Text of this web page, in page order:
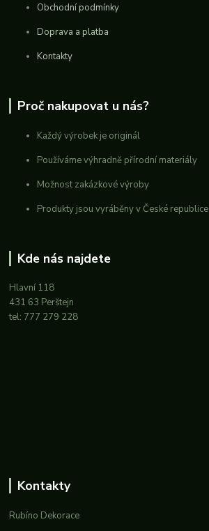
Obchodní podmínky
Doprava a platba
Kontakty
Proč nakupovat u nás?
Každý výrobek je originál
Používáme výhradně přírodní materiály
Možnost zakázkové výroby
Produkty jsou vyráběny v České republice
Kde nás najdete
Hlavní 118
431 63 Perštejn
tel: 777 279 228
Kontakty
Rubíno Dekorace